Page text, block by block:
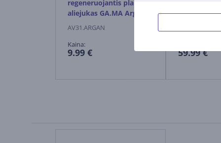
regeneruojantis plaukų
aliejukas GA.MA Argan
Oil
AV31.ARGAN
Kaina:
9.99 €
- Plaukų
59.99 €